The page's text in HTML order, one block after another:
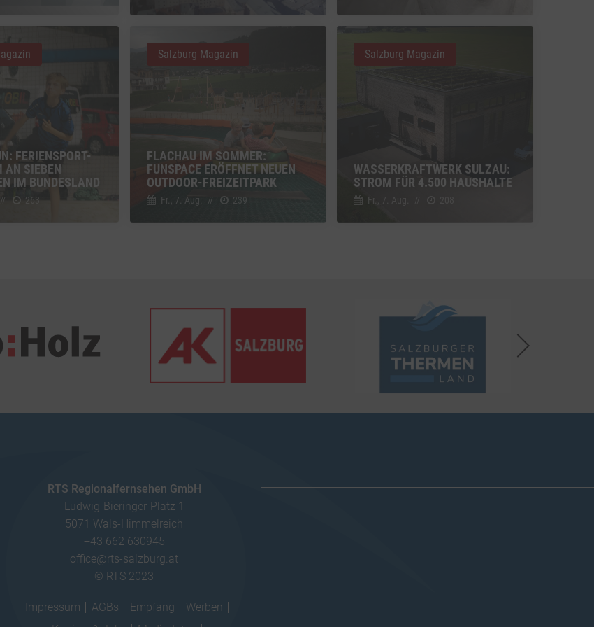
FERIENSPORT-
AN SIEBEN
IM BUNDESLAND
// 263
FLACHAU IM SOMMER:
FUNSPACE ERÖFFNET NEUEN
OUTDOOR-FREIZEITPARK
Fr., 7. Aug. // 239
Salzburg Magazin
WASSERKRAFTWERK SULZAU:
STROM FÜR 4.500 HAUSHALTE
Fr., 7. Aug.
Salzburg Magazin
RTS Regionalfernsehen GmbH
Ludwig-Bieringer-Platz 1
5071 Wals-Himmelreich
+43 662 630945
office@rts-salzburg.at
© RTS 2023
Impressum AGBs Empfang
Werben
Detailszu Vimeo